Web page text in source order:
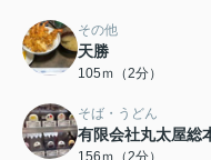
その他
天勝
105ｍ（2分）
そば・うどん
有限会社丸太屋総
156ｍ（2分）